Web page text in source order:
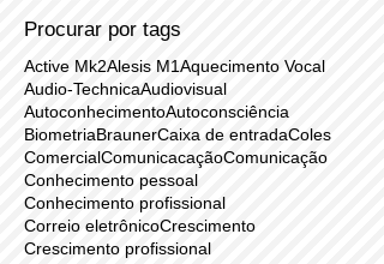
novembro de 2016
Procurar por tags
Active Mk2Alesis M1Aquecimento Vocal
Audio-TechnicaAudiovisual
AutoconhecimentoAutoconsciência
BiometriaBraunerCaixa de entrada
ComercialComunicacaçãoComunicação
Conhecimento pessoal